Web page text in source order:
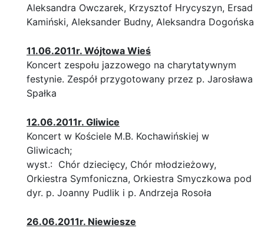
Aleksandra Owczarek, Krzysztof Hrycyszyn, Ersad
Kamiński, Aleksander Budny, Aleksandra Dogońska
11.06.2011r. Wójtowa Wieś
Koncert zespołu jazzowego na charytatywnym
festynie. Zespół przygotowany przez p. Jarosława
Spałka
12.06.2011r. Gliwice
Koncert w Kościele M.B. Kochawińskiej w
Gliwicach;
wyst.: Chór dziecięcy, Chór młodzieżowy,
Orkiestra Symfoniczna, Orkiestra Smyczkowa pod
dyr. p. Joanny Pudlik i p. Andrzeja Rosoła
26.06.2011r. Niewiesze